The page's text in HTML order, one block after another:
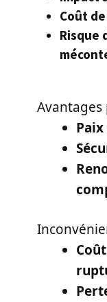
Coût
Risque
Avantages